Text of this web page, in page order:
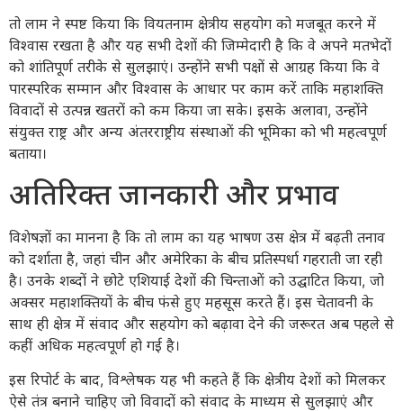
तो लाम ने स्पष्ट किया कि वियतनाम क्षेत्रीय सहयोग को मजबूत करने में
विश्वास रखता है और यह सभी देशों की जिम्मेदारी है कि वे अपने मतभेदों
को शांतिपूर्ण तरीके से सुलझाएं। उन्होंने सभी पक्षों से आग्रह किया कि वे
पारस्परिक सम्मान और विश्वास के आधार पर काम करें ताकि महाशक्ति
विवादों से उत्पन्न खतरों को कम किया जा सके। इसके अलावा, उन्होंने
संयुक्त राष्ट्र और अन्य अंतरराष्ट्रीय संस्थाओं की भूमिका को भी महत्वपूर्ण
बताया।
अतिरिक्त जानकारी और प्रभाव
विशेषज्ञों का मानना है कि तो लाम का यह भाषण उस क्षेत्र में बढ़ती तनाव
को दर्शाता है, जहां चीन और अमेरिका के बीच प्रतिस्पर्धा गहराती जा रही
है। उनके शब्दों ने छोटे एशियाई देशों की चिन्ताओं को उद्घाटित किया, जो
अक्सर महाशक्तियों के बीच फंसे हुए महसूस करते हैं। इस चेतावनी के
साथ ही क्षेत्र में संवाद और सहयोग को बढ़ावा देने की जरूरत अब पहले से
कहीं अधिक महत्वपूर्ण हो गई है।
इस रिपोर्ट के बाद, विश्लेषक यह भी कहते हैं कि क्षेत्रीय देशों को मिलकर
ऐसे तंत्र बनाने चाहिए जो विवादों को संवाद के माध्यम से सुलझाएं और